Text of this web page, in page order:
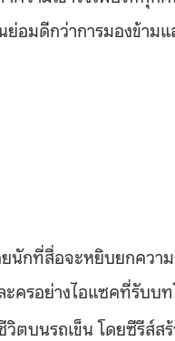
อมดีกว่าการมองข้าม
นักที่สื่อจะหยิบยกควา
ครอย่างไอแซคที่รับบ
บนรถเข็น โดยซีรีส์สร้